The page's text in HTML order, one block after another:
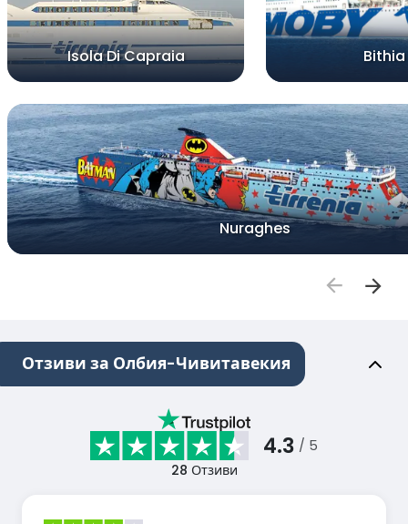
Isola Di Capraia Bithia
Nuraghes
Отзиви за Олбия-Чивитавекия
4.3 / 5
28 Отзиви